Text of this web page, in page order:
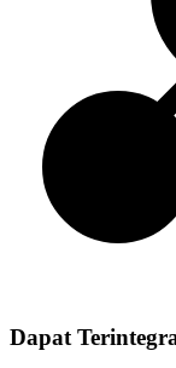
Dapat